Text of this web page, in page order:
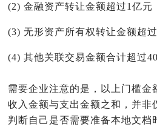
(2) 金融资产转让金额超过1亿元
(3) 无形资产所有权转让金额超过
(4) 其他关联交易金额合计超过
需要企业注意的是，以上门槛金
收入金额与支出金额之和，并非
判断自己是否需要准备本地文档